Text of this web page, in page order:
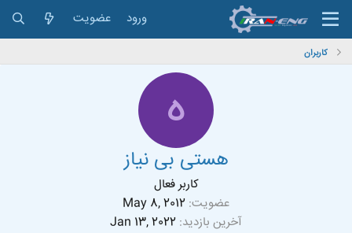
ورود عضویت
کاربران
ه
هستی بی نیاز
کاربر فعال
عضویت May 8, 2012
آخرین بازدید Jan 13, 2022